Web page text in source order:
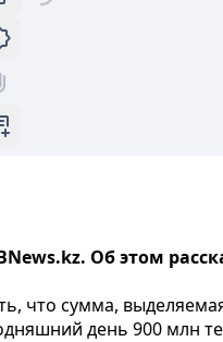
Об этом
что сумма,
день 900 млн